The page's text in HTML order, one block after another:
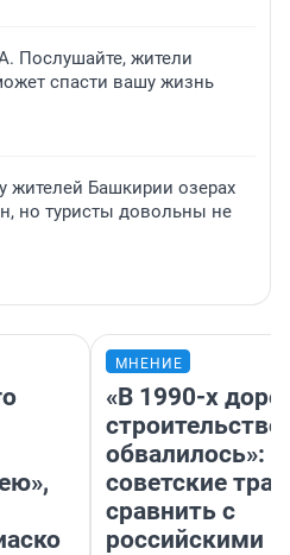
Послушайте, жители
спасти вашу жизнь
жителей Башкирии озерах
но туристы довольны не
МНЕНИЕ
«В 1990-х
строительство
обвалилось»:
советские
сравнить с
российскими